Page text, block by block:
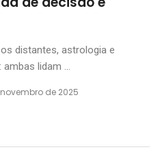
distantes, astrologia e
lidam ...
novembro de 2025